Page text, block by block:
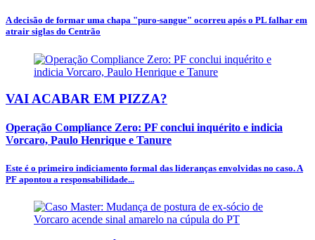
A decisão de formar uma chapa "puro-sangue" ocorreu após o PL falhar em
atrair siglas do Centrão
VAI ACABAR EM PIZZA?
Operação Compliance Zero: PF conclui inquérito e indicia
Vorcaro, Paulo Henrique e Tanure
Este é o primeiro indiciamento formal das lideranças envolvidas no caso. A
PF apontou a responsabilidade...